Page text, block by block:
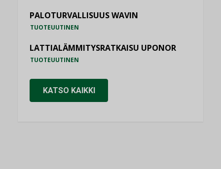
PALOTURVALLISUUS WAVIN
TUOTEUUTINEN
LATTIALÄMMITYSRATKAISU UPONOR
TUOTEUUTINEN
KATSO KAIKKI